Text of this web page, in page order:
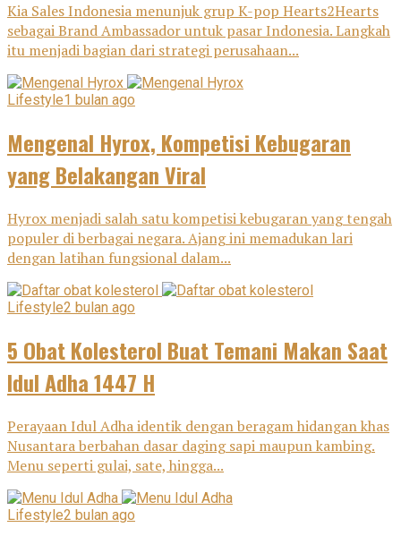
Kia Sales Indonesia menunjuk grup K-pop Hearts2Hearts
sebagai Brand Ambassador untuk pasar Indonesia. Langkah
itu menjadi bagian dari strategi perusahaan...
Lifestyle1 bulan ago
Mengenal Hyrox, Kompetisi Kebugaran
yang Belakangan Viral
Hyrox menjadi salah satu kompetisi kebugaran yang tengah
populer di berbagai negara. Ajang ini memadukan lari
dengan latihan fungsional dalam...
Lifestyle2 bulan ago
5 Obat Kolesterol Buat Temani Makan Saat
Idul Adha 1447 H
Perayaan Idul Adha identik dengan beragam hidangan khas
Nusantara berbahan dasar daging sapi maupun kambing.
Menu seperti gulai, sate, hingga...
Lifestyle2 bulan ago